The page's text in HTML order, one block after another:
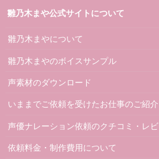
雛乃木まや公式サイトについて
雛乃木まやについて
雛乃木まやのボイスサンプル
声素材のダウンロード
いままでご依頼を受けたお仕事のご紹介
声優ナレーション依頼のクチコミ・レ
依頼料金・制作費用について